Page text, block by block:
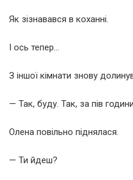
Як зізнавався в коханні.
І ось тепер…
З іншої кімнати знову
— Так, буду. Так, за пів
Олена повільно піднялася.
— Ти йдеш?